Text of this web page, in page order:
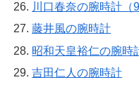
川口春奈の腕時計（9
藤井風の腕時計
昭和天皇裕仁の腕時
吉田仁人の腕時計